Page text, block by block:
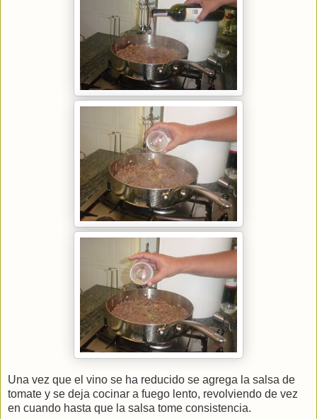
Una vez que el vino se ha reducido se agrega la salsa de
tomate y se deja cocinar a fuego lento, revolviendo de vez
en cuando hasta que la salsa tome consistencia.